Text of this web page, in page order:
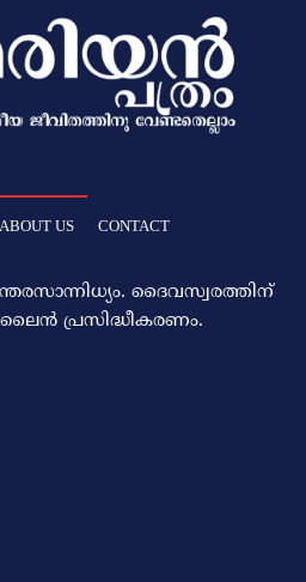
ABOUT US CONTACT
ദൈവസ്വരത്തിന്‌
പ്രസിദ്ധീകരണം.